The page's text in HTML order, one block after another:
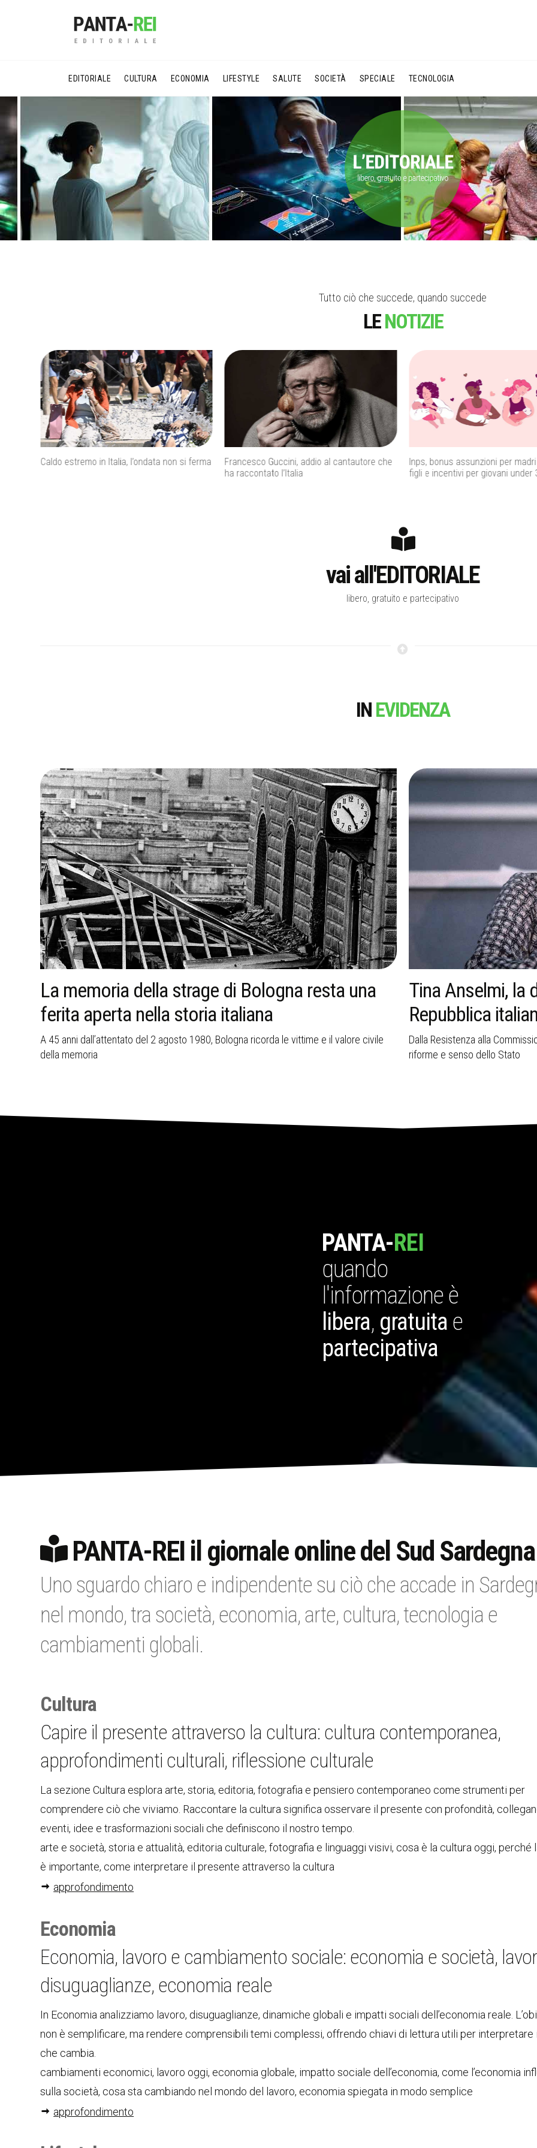
EDITORIALE CULTURA ECONOMIA LIFESTYLE SALUTE SOCIETÀ SPECIALE TECNOLOGIA
Tutto ciò che succede, quando succede
LENOTIZIE
Caldo estremo in Italia, l’ondata non si ferma
Francesco Guccini, addio al cantautore che
ha raccontato l’Italia
Inps, bonus assunzioni per
figli e incentivi per giovani under
vai all'EDITORIALE
libero, gratuito e partecipativo
IN EVIDENZA
La memoria della strage di Bologna resta una
ferita aperta nella storia italiana
A 45 anni dall’attentato del 2 agosto 1980, Bologna ricorda le vittime e il valore civile
della memoria
Tina Anselmi, la
Repubblica
Dalla Resistenza alla
riforme e senso dello Stato
PANTA-REI
quando
l'informazione è
libera, gratuita e
partecipativa
PANTA-REI il giornale online del Sud Sardegna
Uno sguardo chiaro e indipendente su ciò che accade in
nel mondo, tra società, economia, arte, cultura, tecnologia e
cambiamenti globali.
Cultura
Capire il presente attraverso la cultura: cultura contemporanea,
approfondimenti culturali, riflessione culturale
La sezione Cultura esplora arte, storia, editoria, fotografia e pensiero contemporaneo come strumenti per
comprendere ciò che viviamo. Raccontare la cultura significa osservare il presente con profondità,
eventi, idee e trasformazioni sociali che definiscono il nostro tempo.
arte e società, storia e attualità, editoria culturale, fotografia e linguaggi visivi, cosa è la cultura oggi, perché
è importante, come interpretare il presente attraverso la cultura
approfondimento
Economia
Economia, lavoro e cambiamento sociale: economia e società,
disuguaglianze, economia reale
In Economia analizziamo lavoro, disuguaglianze, dinamiche globali e impatti sociali dell’economia reale.
non è semplificare, ma rendere comprensibili temi complessi, offrendo chiavi di lettura utili per interpretare
che cambia.
cambiamenti economici, lavoro oggi, economia globale, impatto sociale dell’economia, come l’economia
sulla società, cosa sta cambiando nel mondo del lavoro, economia spiegata in modo semplice
approfondimento